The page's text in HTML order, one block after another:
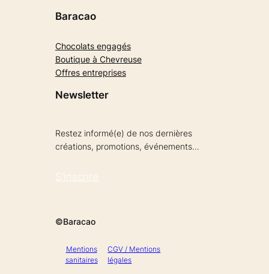
Baracao
Chocolats engagés
Boutique à Chevreuse
Offres entreprises
Newsletter
Restez informé(e) de nos dernières
créations, promotions, événements…
S’inscrire
©Baracao
Mentions
sanitaires
CGV / Mentions
légales